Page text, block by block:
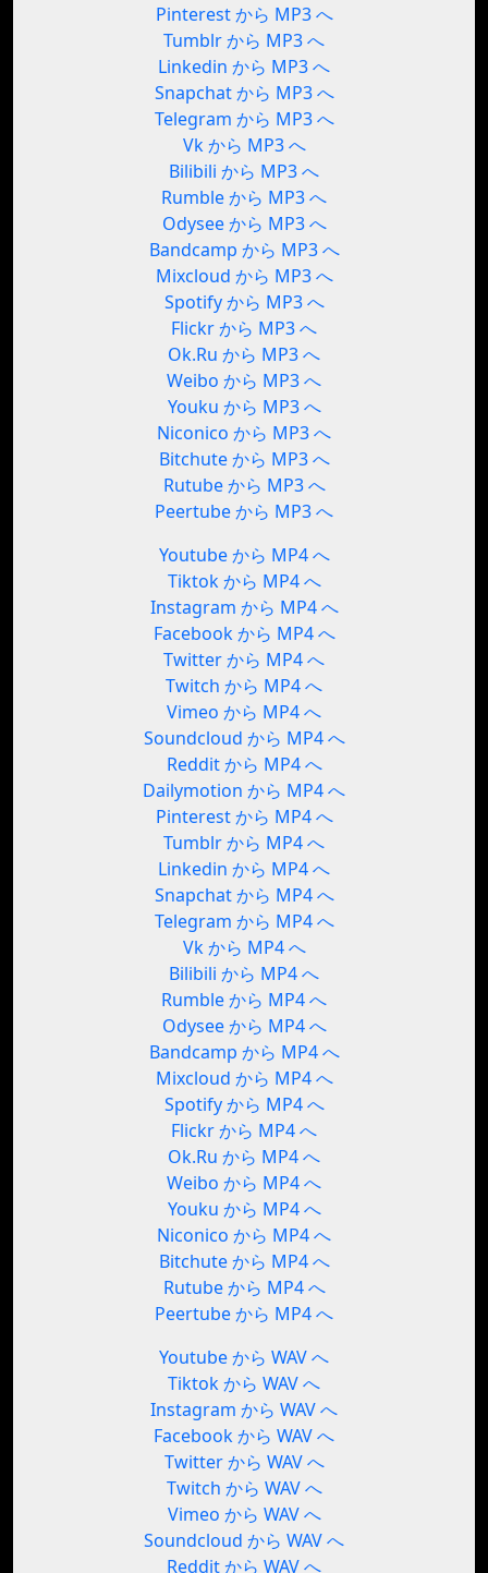
Pinterest から MP3 へ
Tumblr から MP3 へ
Linkedin から MP3 へ
Snapchat から MP3 へ
Telegram から MP3 へ
Vk から MP3 へ
Bilibili から MP3 へ
Rumble から MP3 へ
Odysee から MP3 へ
Bandcamp から MP3 へ
Mixcloud から MP3 へ
Spotify から MP3 へ
Flickr から MP3 へ
Ok.Ru から MP3 へ
Weibo から MP3 へ
Youku から MP3 へ
Niconico から MP3 へ
Bitchute から MP3 へ
Rutube から MP3 へ
Peertube から MP3 へ
Youtube から MP4 へ
Tiktok から MP4 へ
Instagram から MP4 へ
Facebook から MP4 へ
Twitter から MP4 へ
Twitch から MP4 へ
Vimeo から MP4 へ
Soundcloud から MP4 へ
Reddit から MP4 へ
Dailymotion から MP4 へ
Pinterest から MP4 へ
Tumblr から MP4 へ
Linkedin から MP4 へ
Snapchat から MP4 へ
Telegram から MP4 へ
Vk から MP4 へ
Bilibili から MP4 へ
Rumble から MP4 へ
Odysee から MP4 へ
Bandcamp から MP4 へ
Mixcloud から MP4 へ
Spotify から MP4 へ
Flickr から MP4 へ
Ok.Ru から MP4 へ
Weibo から MP4 へ
Youku から MP4 へ
Niconico から MP4 へ
Bitchute から MP4 へ
Rutube から MP4 へ
Peertube から MP4 へ
Youtube から WAV へ
Tiktok から WAV へ
Instagram から WAV へ
Facebook から WAV へ
Twitter から WAV へ
Twitch から WAV へ
Vimeo から WAV へ
Soundcloud から WAV へ
Reddit から WAV へ